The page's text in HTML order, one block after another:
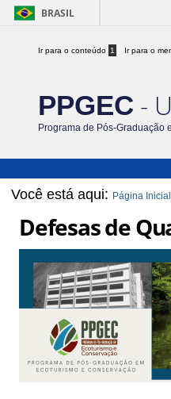
BRASIL
Ir para o conteúdo 1 Ir para o
PPGEC -
Programa de Pós-Graduação
Você está aqui: Página Inicial
Defesas de